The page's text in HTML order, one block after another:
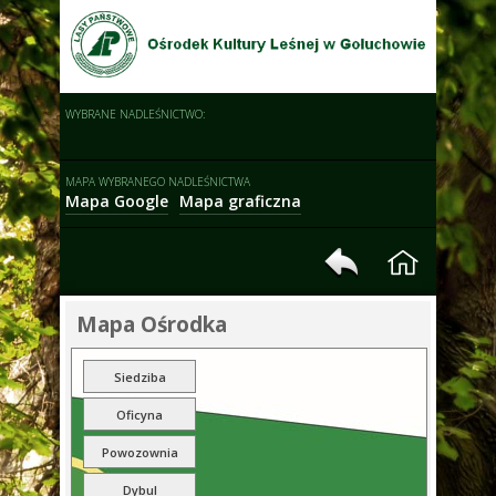
WYBRANE NADLEŚNICTWO:
MAPA WYBRANEGO NADLEŚNICTWA
Mapa Google Mapa graficzna
Mapa Ośrodka
Siedziba
Oficyna
Powozownia
Dybul